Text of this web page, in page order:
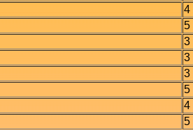
4
5
3
3
3
5
4
5